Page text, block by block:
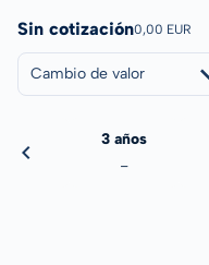
Sin cotización0,00 EUR
Cambio de valor
3 años
-